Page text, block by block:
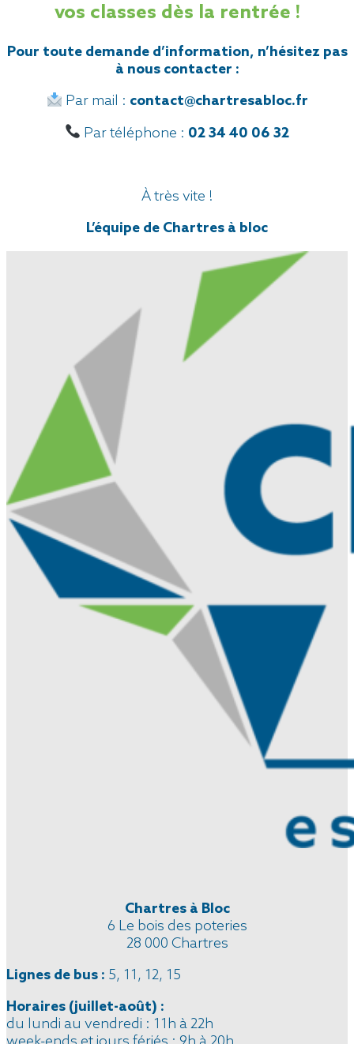
vos classes dès la rentrée !
Pour toute demande d’information, n’hésitez pas
à nous contacter :
Par mail : contact@chartresabloc.fr
Par téléphone : 02 34 40 06 32
À très vite !
L’équipe de Chartres à bloc
Chartres à Bloc
6 Le bois des poteries
28 000 Chartres
Lignes de bus : 5, 11, 12, 15
Horaires (juillet-août) :
du lundi au vendredi : 11h à 22h